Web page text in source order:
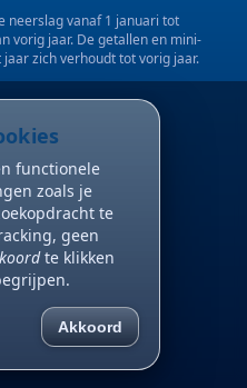
neerslag vanaf 1 januari tot
vorig jaar. De getallen en mini-
zich verhoudt tot vorig jaar.
functionele
zoals je
te
geen
te klikken
Akkoord